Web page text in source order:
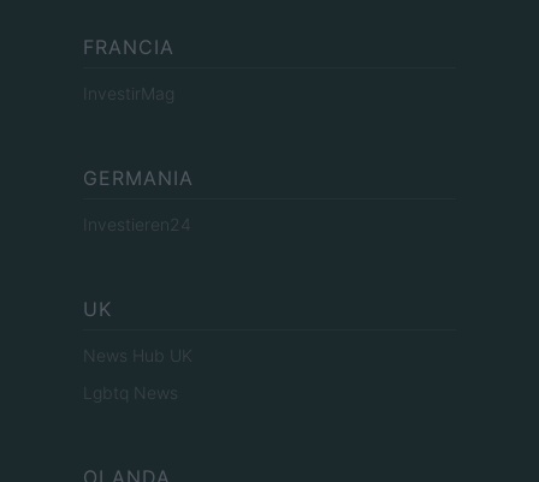
FRANCIA
InvestirMag
GERMANIA
Investieren24
UK
News Hub UK
Lgbtq News